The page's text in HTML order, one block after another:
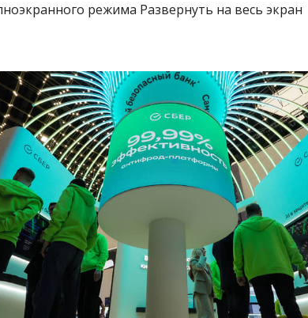
режима Развернуть на весь экран